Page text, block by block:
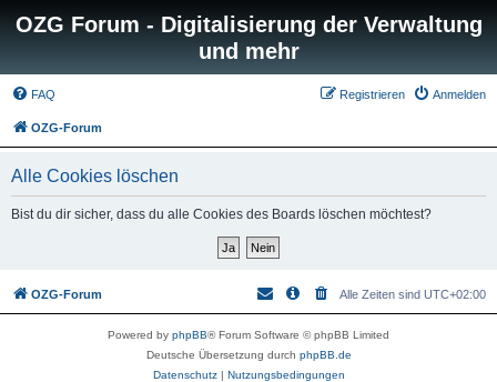
OZG Forum - Digitalisierung der Verwaltung
und mehr
FAQ Anmelden
Registrieren
OZG-Forum
Alle Cookies löschen
Bist du dir sicher, dass du alle Cookies des Boards löschen möchtest?
OZG-Forum Alle Zeiten sind UTC+02:00
Powered by phpBB® Forum Software © phpBB Limited
Deutsche Übersetzung durch phpBB.de
Datenschutz| Nutzungsbedingungen